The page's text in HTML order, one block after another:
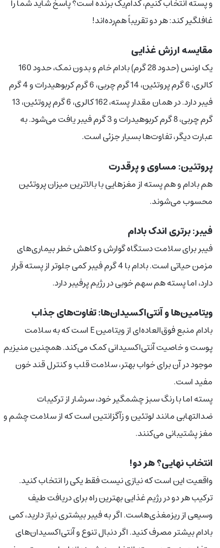
و پسته انتخاب کنیم، کدام‌یک برنده است؟ پاسخ شاید شما را
غافلگیر کند: هر دو تقریباً هم‌رده‌اند!
مقایسه ارزش غذایی
یک اونس (حدود 28 گرم) بادام خام و بدون نمک، حدود 160
کالری، 6 گرم پروتئین، 14 گرم چربی، 6 گرم کربوهیدرات و 4 گرم
فیبر دارد. در همان مقدار پسته، 162 کالری، 6 گرم پروتئین، 13
گرم چربی، 8 گرم کربوهیدرات و 3 گرم فیبر یافت می‌شود. به
عبارت دیگر، تفاوت‌ها بسیار جزئی است.
پروتئین: مساوی و پرقدرت
هم بادام و هم پسته از مغزهایی با بالاترین میزان پروتئین
محسوب می‌شوند.
فیبر: برتری اندک بادام
فیبر برای سلامت دستگاه گوارش و کاهش خطر بیماری‌های
مزمن حیاتی است. بادام با 4 گرم فیبر کمی جلوتر از پسته قرار
دارد، اما پسته هم سهم خوبی در رژیم پرفیبر دارد.
ویتامین‌ها و آنتی‌اکسیدان‌ها: تفاوت‌های جذاب
بادام منبع فوق‌العاده‌ای از ویتامین E است که به سلامت
پوست و خاصیت آنتی‌اکسیدانی کمک می‌کند. همچنین منیزیم
موجود در آن برای خواب بهتر، سلامت قلب و کنترل قند خون
مفید است.
پسته اما با رنگ سبز چشمگیر خود، سرشار از ترکیبات
ضدالتهابی مانند لوتئین و زآگزانتین است که از سلامت چشم و
مغز پشتیبانی می‌کنند.
انتخاب نهایی؟ هر دو!
واقعیت این است که نیازی نیست فقط یکی را انتخاب کنید.
ترکیب هر دو در رژیم غذایی بهترین راه برای دریافت طیف
وسیعی از ریزمغذی‌هاست. اگر به فیبر بیشتری نیاز دارید، کمی
بادام بیشتر مصرف کنید. اگر دنبال تنوع و آنتی‌اکسیدان‌های